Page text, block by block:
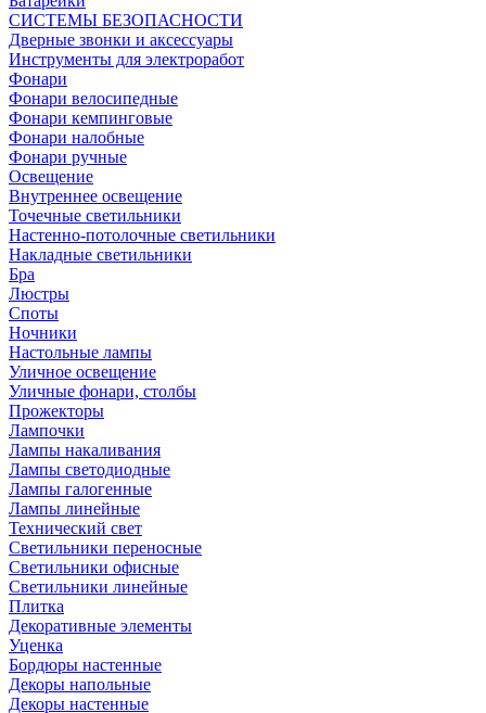
СИСТЕМЫ БЕЗОПАСНОСТИ
Дверные звонки и аксессуары
Инструменты для электроработ
Фонари
Фонари велосипедные
Фонари кемпинговые
Фонари налобные
Фонари ручные
Освещение
Внутреннее освещение
Точечные светильники
Настенно-потолочные светильники
Накладные светильники
Бра
Люстры
Споты
Ночники
Настольные лампы
Уличное освещение
Уличные фонари, столбы
Прожекторы
Лампочки
Лампы накаливания
Лампы светодиодные
Лампы галогенные
Лампы линейные
Технический свет
Светильники переносные
Светильники офисные
Светильники линейные
Плитка
Декоративные элементы
Уценка
Бордюры настенные
Декоры напольные
Декоры настенные